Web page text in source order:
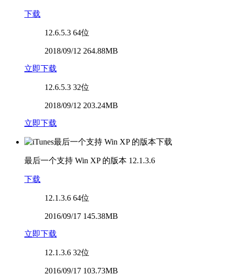
下载
12.6.5.3 64位
2018/09/12 264.88MB
立即下载
12.6.5.3 32位
2018/09/12 203.24MB
立即下载
最后一个支持 Win XP 的版本 12.1.3.6
下载
12.1.3.6 64位
2016/09/17 145.38MB
立即下载
12.1.3.6 32位
2016/09/17 103.73MB